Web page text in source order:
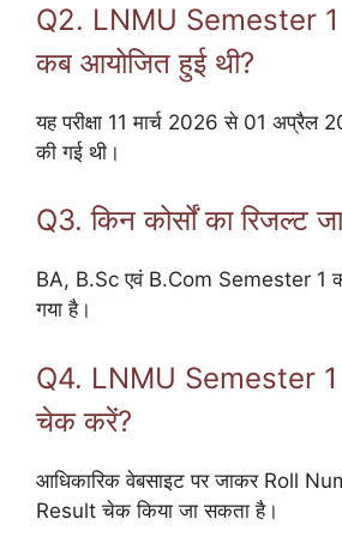
Q2. LNMU Semester
कब आयोजित हुई थी?
यह परीक्षा 11 मार्च 2026 से 01
की गई थी।
Q3. किन कोर्सों का रिजल्ट
BA, B.Sc एवं B.Com Semester 1
गया है।
Q4. LNMU Semester
चेक करें?
आधिकारिक वेबसाइट पर जाकर Roll
Result चेक किया जा सकता है।